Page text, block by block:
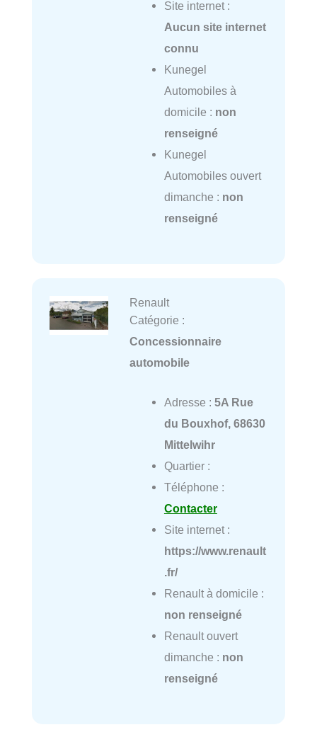
Site internet :
Aucun site internet
connu
Kunegel
Automobiles à
domicile : non
renseigné
Kunegel
Automobiles ouvert
dimanche : non
renseigné
Renault
Catégorie :
Concessionnaire
automobile
Adresse : 5A Rue
du Bouxhof, 68630
Mittelwihr
Quartier :
Téléphone :
Contacter
Site internet :
https://www.renault
.fr/
Renault à domicile :
non renseigné
Renault ouvert
dimanche : non
renseigné